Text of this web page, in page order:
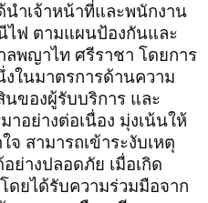
ำเจ้าหน้าที่และพนักงาน
ฟ ตามแผนป้องกันและ
ลพญาไท ศรีราชา โดยการ
ในมาตรการด้านความ
ของผู้รับบริการ และ
อย่างต่อเนื่อง มุ่งเน้นให้
สามารถเข้าระงับเหตุ
ย่างปลอดภัย เมื่อเกิด
ดยได้รับความร่วมมือจาก